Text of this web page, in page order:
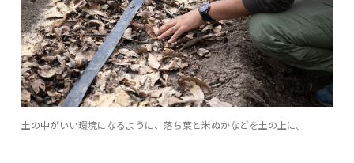
土の中がいい環境になるように、落ち葉と米ぬかなどを土の上に。